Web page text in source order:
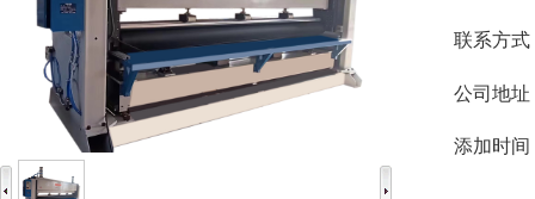
联系方式
公司地址
添加时间